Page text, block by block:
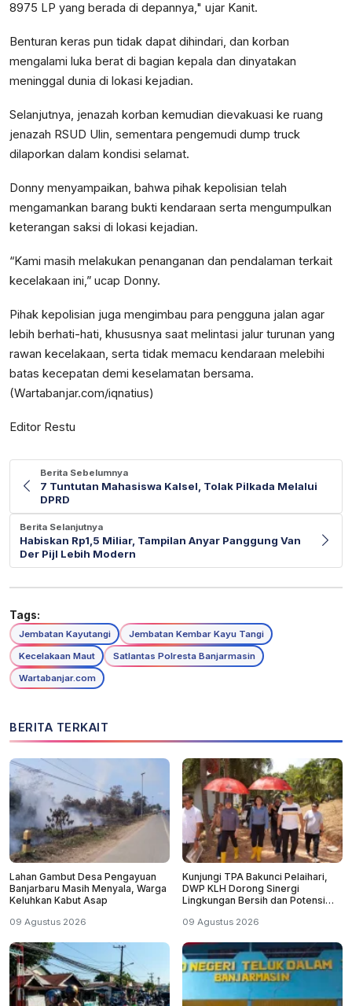
8975 LP yang berada di depannya," ujar Kanit.
Benturan keras pun tidak dapat dihindari, dan korban
mengalami luka berat di bagian kepala dan dinyatakan
meninggal dunia di lokasi kejadian.
Selanjutnya, jenazah korban kemudian dievakuasi ke ruang
jenazah RSUD Ulin, sementara pengemudi dump truck
dilaporkan dalam kondisi selamat.
Donny menyampaikan, bahwa pihak kepolisian telah
mengamankan barang bukti kendaraan serta mengumpulkan
keterangan saksi di lokasi kejadian.
“Kami masih melakukan penanganan dan pendalaman terkait
kecelakaan ini,” ucap Donny.
Pihak kepolisian juga mengimbau para pengguna jalan agar
lebih berhati-hati, khususnya saat melintasi jalur turunan yang
rawan kecelakaan, serta tidak memacu kendaraan melebihi
batas kecepatan demi keselamatan bersama.
(Wartabanjar.com/iqnatius)
Editor Restu
Berita Sebelumnya
7 Tuntutan Mahasiswa Kalsel, Tolak Pilkada Melalui
DPRD
Berita Selanjutnya
Habiskan Rp1,5 Miliar, Tampilan Anyar Panggung Van
Der Pijl Lebih Modern
Tags:
Jembatan Kayutangi
Jembatan Kembar Kayu Tangi
Kecelakaan Maut
Satlantas Polresta Banjarmasin
Wartabanjar.com
BERITA TERKAIT
Lahan Gambut Desa Pengayuan
Banjarbaru Masih Menyala, Warga
Keluhkan Kabut Asap
09 Agustus 2026
Kunjungi TPA Bakunci Pelaihari,
DWP KLH Dorong Sinergi
Lingkungan Bersih dan Potensi
09 Agustus 2026